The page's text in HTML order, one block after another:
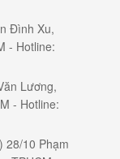
Đình Xu,
- Hotline:
Lương,
- Hotline:
28/10 Phạm